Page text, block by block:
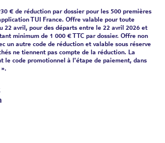
€ de réduction par dossier pour les 500 premières
TUI France. Offre valable pour toute
22 avril, pour des départs entre le 22 avril 2026 et
minimum de 1 000 € TTC par dossier. Offre non
un autre code de réduction et valable sous réserve
ne tiennent pas compte de la réduction. La
le code promotionnel à l'étape de paiement, dans